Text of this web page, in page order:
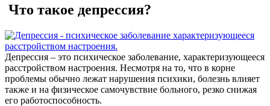
Что такое депрессия?
Депрессия – это психическое заболевание, характеризующееся
расстройством настроения. Несмотря на то, что в корне
проблемы обычно лежат нарушения психики, болезнь влияет
также и на физическое самочувствие больного, резко снижая
его работоспособность.